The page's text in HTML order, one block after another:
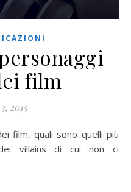
film
2015
villains di cui non ci